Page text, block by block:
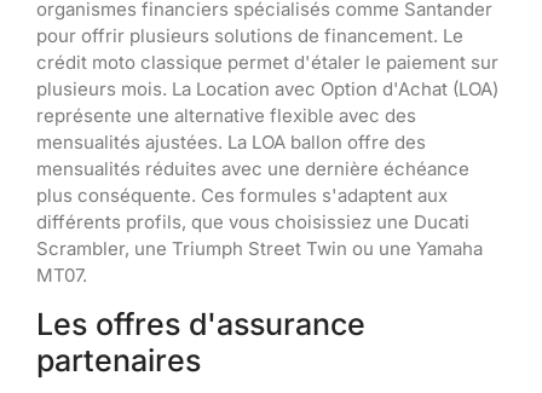
organismes financiers spécialisés comme Santander
pour offrir plusieurs solutions de financement. Le
crédit moto classique permet d'étaler le paiement sur
plusieurs mois. La Location avec Option d'Achat (LOA)
représente une alternative flexible avec des
mensualités ajustées. La LOA ballon offre des
mensualités réduites avec une dernière échéance
plus conséquente. Ces formules s'adaptent aux
différents profils, que vous choisissiez une Ducati
Scrambler, une Triumph Street Twin ou une Yamaha
MT07.
Les offres d'assurance
partenaires